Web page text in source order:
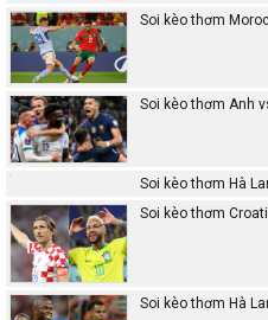
Soi kèo thơm
Soi kèo thơm Anh
Soi kèo thơm Hà
Soi kèo thơm
Soi kèo thơm Hà